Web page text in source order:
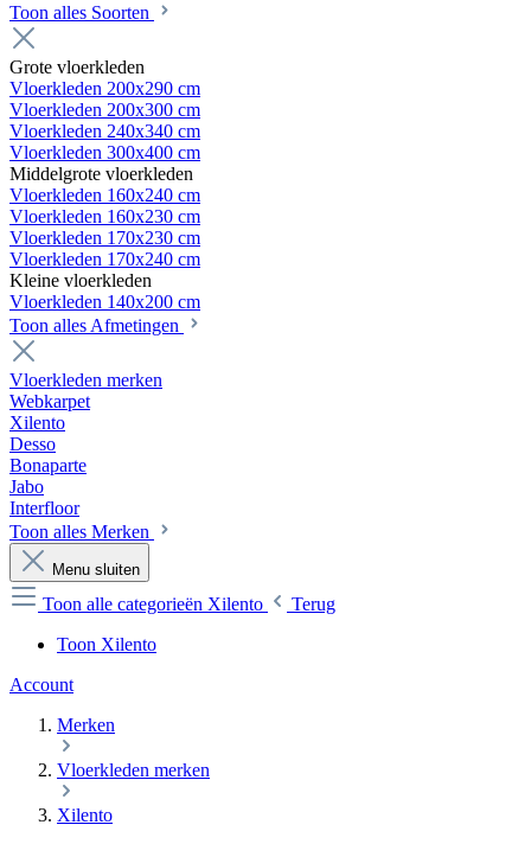
Toon alles Soorten
Grote vloerkleden
Vloerkleden 200x290 cm
Vloerkleden 200x300 cm
Vloerkleden 240x340 cm
Vloerkleden 300x400 cm
Middelgrote vloerkleden
Vloerkleden 160x240 cm
Vloerkleden 160x230 cm
Vloerkleden 170x230 cm
Vloerkleden 170x240 cm
Kleine vloerkleden
Vloerkleden 140x200 cm
Toon alles Afmetingen
Vloerkleden merken
Webkarpet
Xilento
Desso
Bonaparte
Jabo
Interfloor
Toon alles Merken
Menu sluiten
Toon alle categorieën Xilento
Terug
Toon Xilento
Account
Merken
Vloerkleden merken
Xilento